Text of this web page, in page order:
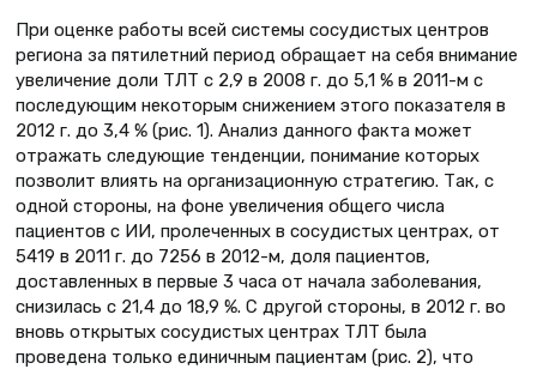
При оценке работы всей системы сосудистых центров
региона за пятилетний период обращает на себя внимание
увеличение доли ТЛТ с 2,9 в 2008 г. до 5,1 % в 2011-м с
последующим некоторым снижением этого показателя в
2012 г. до 3,4 % (рис. 1). Анализ данного факта может
отражать следующие тенденции, понимание которых
позволит влиять на организационную стратегию. Так, с
одной стороны, на фоне увеличения общего числа
пациентов с ИИ, пролеченных в сосудистых центрах, от
5419 в 2011 г. до 7256 в 2012-м, доля пациентов,
доставленных в первые 3 часа от начала заболевания,
снизилась с 21,4 до 18,9 %. С другой стороны, в 2012 г. во
вновь открытых сосудистых центрах ТЛТ была
проведена только единичным пациентам (рис. 2), что